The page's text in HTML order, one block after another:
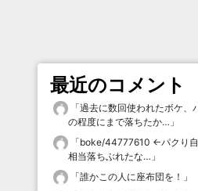
最近のコメント
「過去に数回使われたボケ
の程度にまで落ちたか… 」
「boke/44777610 ←パクり
相当落ちぶれたな… 」
「誰かこの人に座布団を！ 」